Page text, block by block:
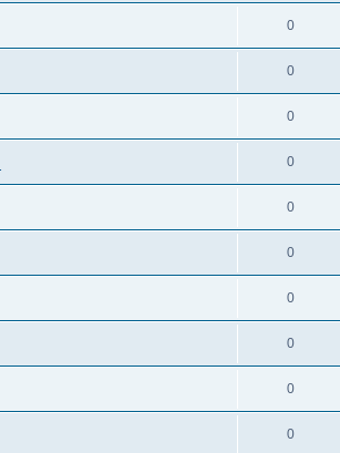
0
0
0
0
0
0
0
0
0
0